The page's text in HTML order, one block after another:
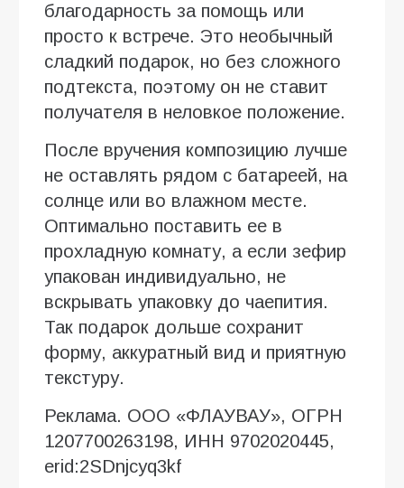
благодарность за помощь или
просто к встрече. Это необычный
сладкий подарок, но без сложного
подтекста, поэтому он не ставит
получателя в неловкое положение.
После вручения композицию лучше
не оставлять рядом с батареей, на
солнце или во влажном месте.
Оптимально поставить ее в
прохладную комнату, а если зефир
упакован индивидуально, не
вскрывать упаковку до чаепития.
Так подарок дольше сохранит
форму, аккуратный вид и приятную
текстуру.
Реклама. ООО «ФЛАУВАУ», ОГРН
1207700263198, ИНН 9702020445,
erid:2SDnjcyq3kf